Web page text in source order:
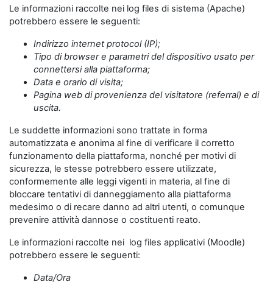
Le informazioni raccolte nei log files di sistema (Apache)
potrebbero essere le seguenti:
Indirizzo internet protocol (IP);
Tipo di browser e parametri del dispositivo usato per
connettersi alla piattaforma;
Data e orario di visita;
Pagina web di provenienza del visitatore (referral) e di
uscita.
Le suddette informazioni sono trattate in forma
automatizzata e anonima al fine di verificare il corretto
funzionamento della piattaforma, nonché per motivi di
sicurezza, le stesse potrebbero essere utilizzate,
conformemente alle leggi vigenti in materia, al fine di
bloccare tentativi di danneggiamento alla piattaforma
medesimo o di recare danno ad altri utenti, o comunque
prevenire attività dannose o costituenti reato.
Le informazioni raccolte nei log files applicativi (Moodle)
potrebbero essere le seguenti:
Data/Ora